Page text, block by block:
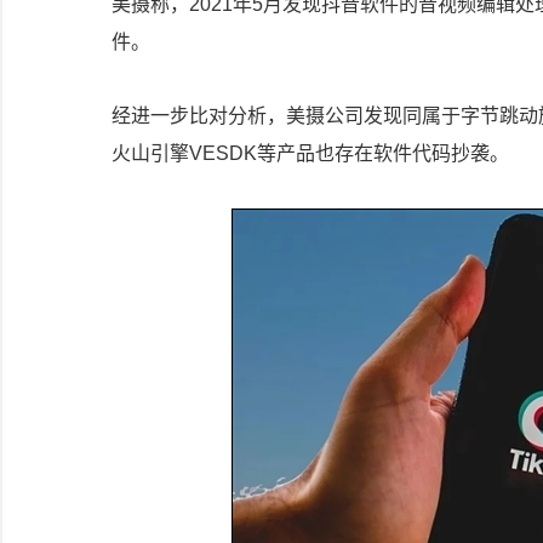
美摄称，2021年5月发现抖音软件的音视频编辑
件。
经进一步比对分析，美摄公司发现同属于字节跳
火山引擎VESDK等产品也存在软件代码抄袭。